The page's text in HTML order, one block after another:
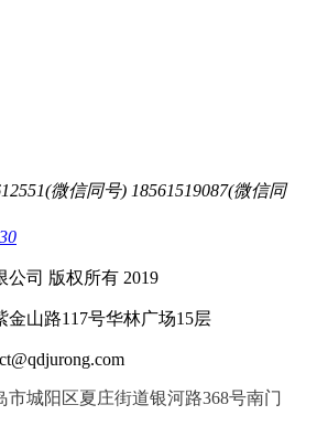
微信同号) 18561519087(微信同
司 版权所有 2019
金山路117号华林广场15层
市城阳区夏庄街道银河路368号南门